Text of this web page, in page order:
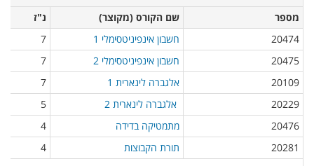
מספר
שם הקורס (‏ מקוצר‎)‏​
נ"ז
20474​
חשבון אינפיניטסימלי 1 ​
7
20475​
חשבון אינפיניטסימלי 2 ​
7
20109​
אלגברה לינארית 1
7
20229​
אלגברה לינארית 2
5
20476​
מתמטיקה בדידה​
4
20281​
תורת הקבוצות​ 4